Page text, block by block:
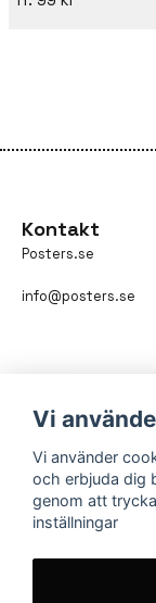
Kontakt
Posters.se
info@posters.se
Betalning
På posters.se kan
Vi
Vi använder
och erbjuda dig
genom att
inställningar